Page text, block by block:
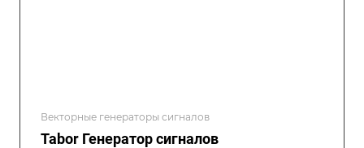
Векторные генераторы сигналов
Tabor Генератор сигналов